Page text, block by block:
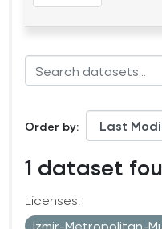
Order by
1 dataset
Licenses:
Izmir-Metropolitan-